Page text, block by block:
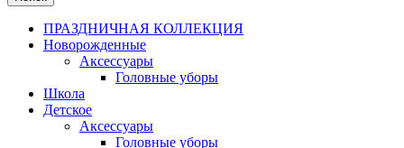
ПРАЗДНИЧНАЯ КОЛЛЕКЦИЯ
Новорожденные
Аксессуары
Головные уборы
Школа
Детское
Аксессуары
Головные уборы